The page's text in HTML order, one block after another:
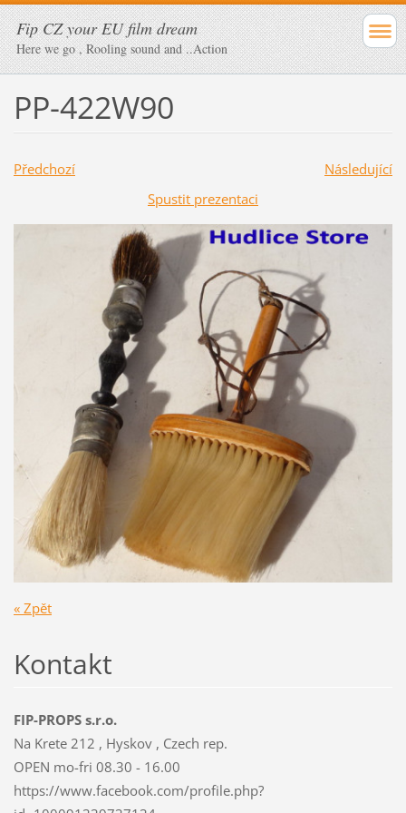
Fip CZ your EU film dream
Here we go , Rooling sound and ..Action
PP-422W90
Předchozí
Následující
Spustit prezentaci
« Zpět
Kontakt
FIP-PROPS s.r.o.
Na Krete 212 , Hyskov , Czech rep.
OPEN mo-fri 08.30 - 16.00
https://www.facebook.com/profile.php?